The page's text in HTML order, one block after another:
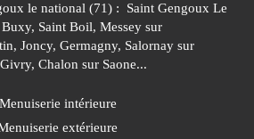
le national (71) : Saint Gengoux Le
Saint Boil, Messey sur
Joncy, Germagny, Salornay sur
Chalon sur Saone...
Menuiserie intérieure
extérieure